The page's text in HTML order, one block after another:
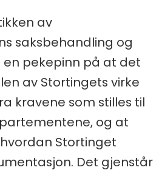
av
saksbehandling og
pekepinn på at det
av Stortingets virke
kravene som stilles til
og at
Stortinget
Det gjenstår